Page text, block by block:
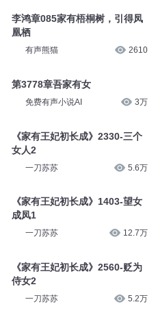
李鸿章085家有梧桐树，引得凤
凰栖
有声熊猫 2610
第3778章吾家有女
免费有声小说AI 3万
《家有王妃初长成》2330-三个
女人2
一刀苏苏 5.6万
《家有王妃初长成》1403-望女
成凤1
一刀苏苏 12.7万
《家有王妃初长成》2560-贬为
侍女2
一刀苏苏 5.2万